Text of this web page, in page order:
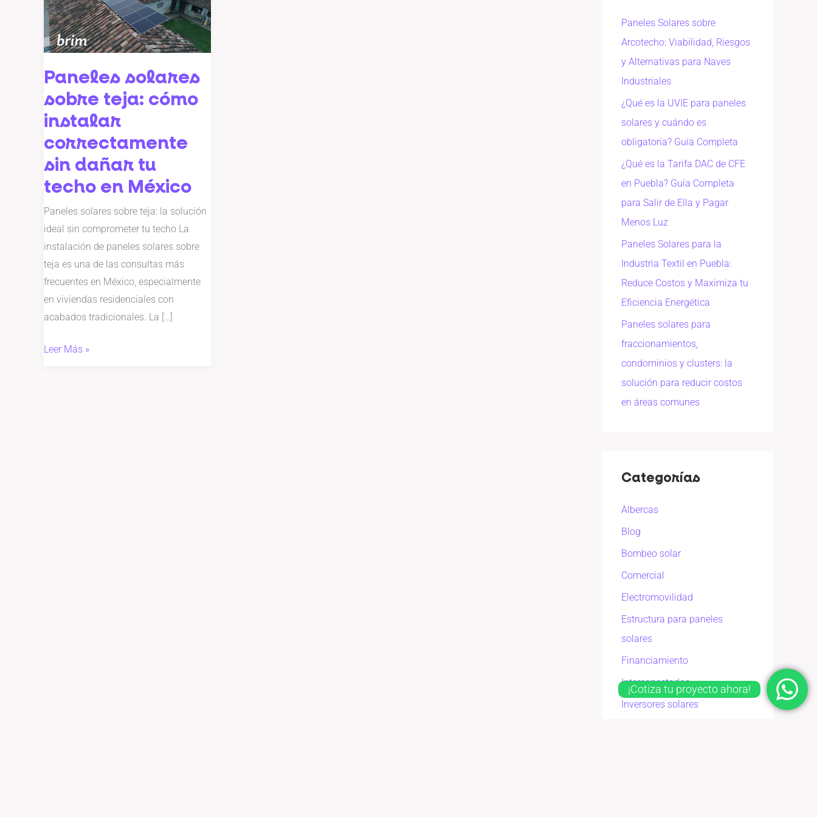
Paneles solares
sobre teja: cómo
instalar
correctamente
sin dañar tu
techo en México
Paneles solares sobre teja: la solución
ideal sin comprometer tu techo La
instalación de paneles solares sobre
teja es una de las consultas más
frecuentes en México, especialmente
en viviendas residenciales con
acabados tradicionales. La […]
sobre
teja:
cómo
correctamente
sin
dañar
techo
en
México
Leer Más »
Paneles Solares sobre
Arcotecho: Viabilidad, Riesgos
y Alternativas para Naves
Industriales
¿Qué es la UVIE para paneles
solares y cuándo es
obligatoria? Guía Completa
¿Qué es la Tarifa DAC de CFE
en Puebla? Guía Completa
para Salir de Ella y Pagar
Menos Luz
Paneles Solares para la
Industria Textil en Puebla:
Reduce Costos y Maximiza tu
Eficiencia Energética
Paneles solares para
fraccionamientos,
condominios y clusters: la
solución para reducir costos
en áreas comunes
Categorías
Albercas
Blog
Bombeo solar
Comercial
Electromovilidad
Estructura para paneles
solares
Financiamiento
Interconectados
Inversores solares
¡Cotiza tu proyecto ahora!